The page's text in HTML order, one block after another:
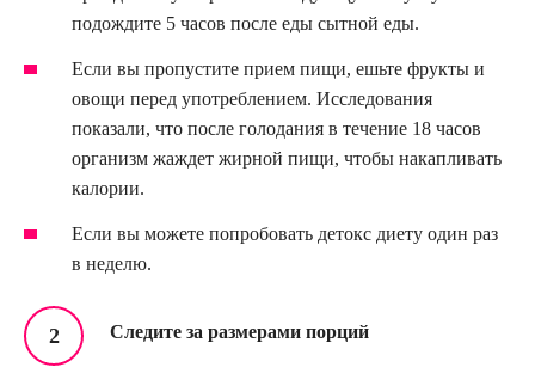
подождите 5 часов после еды сытной еды.
Если вы пропустите прием пищи, ешьте фрукты и
овощи перед употреблением. Исследования
показали, что после голодания в течение 18 часов
организм жаждет жирной пищи, чтобы накапливать
калории.
Если вы можете попробовать детокс диету один раз
в неделю.
Следите за размерами порций